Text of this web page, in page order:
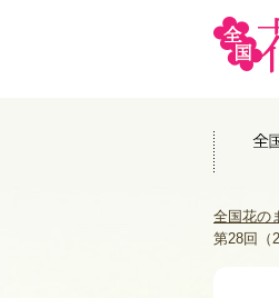
全国花の
第28回（